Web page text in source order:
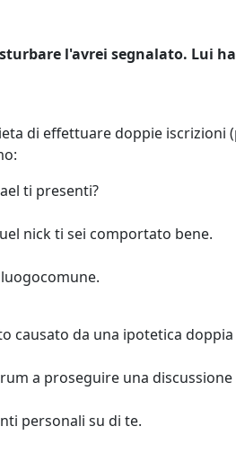
l'avrei segnalato. Lui
di effettuare doppie iscrizioni
ti presenti?
nick ti sei comportato bene.
causato da una ipotetica
a proseguire una
personali su di te.